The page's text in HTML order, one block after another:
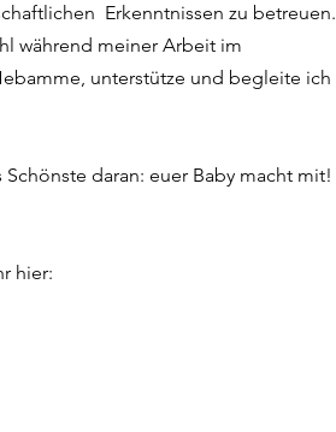
Erkenntnissen zu betreuen.
während meiner Arbeit im
unterstütze und begleite ich
daran: euer Baby macht mit!
hier: